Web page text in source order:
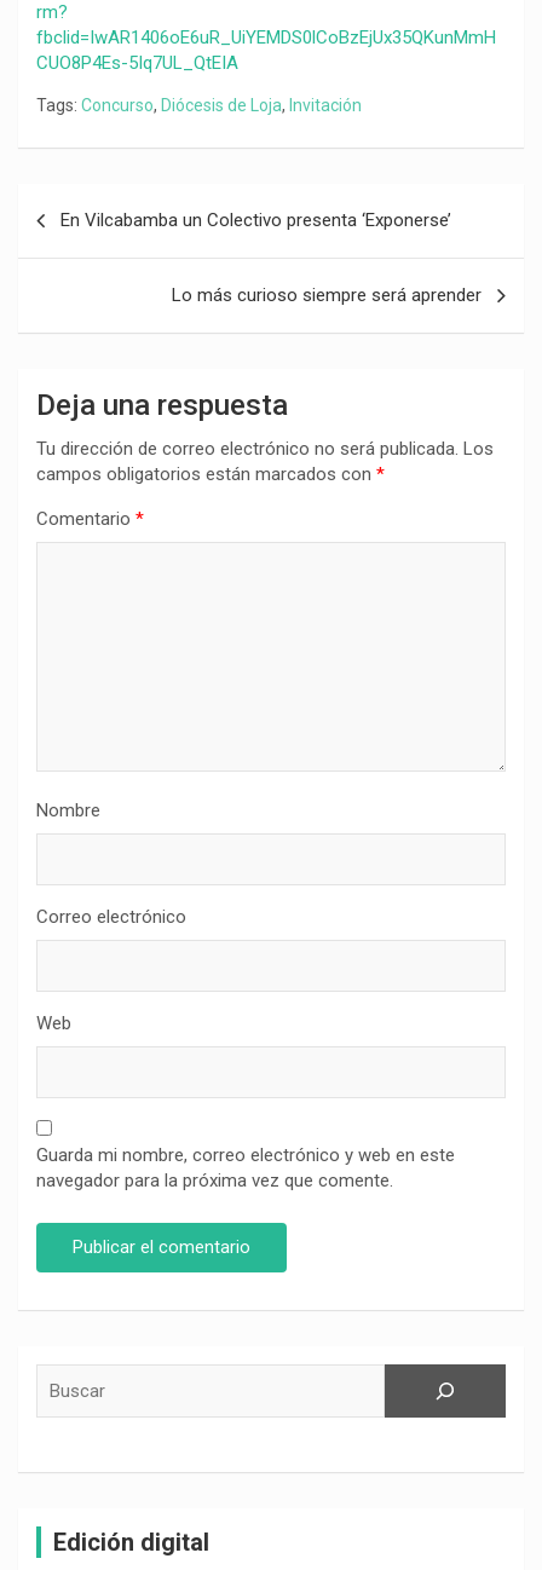
rm?
fbclid=IwAR1406oE6uR_UiYEMDS0lCoBzEjUx35QKunMmH
CUO8P4Es-5Iq7UL_QtEIA
Tags: Concurso, Diócesis de Loja, Invitación
En Vilcabamba un Colectivo presenta ‘Exponerse’
Lo más curioso siempre será aprender
Deja una respuesta
Tu dirección de correo electrónico no será publicada. Los
campos obligatorios están marcados con *
Comentario *
Nombre
Correo electrónico
Web
Guarda mi nombre, correo electrónico y web en este
navegador para la próxima vez que comente.
Edición digital